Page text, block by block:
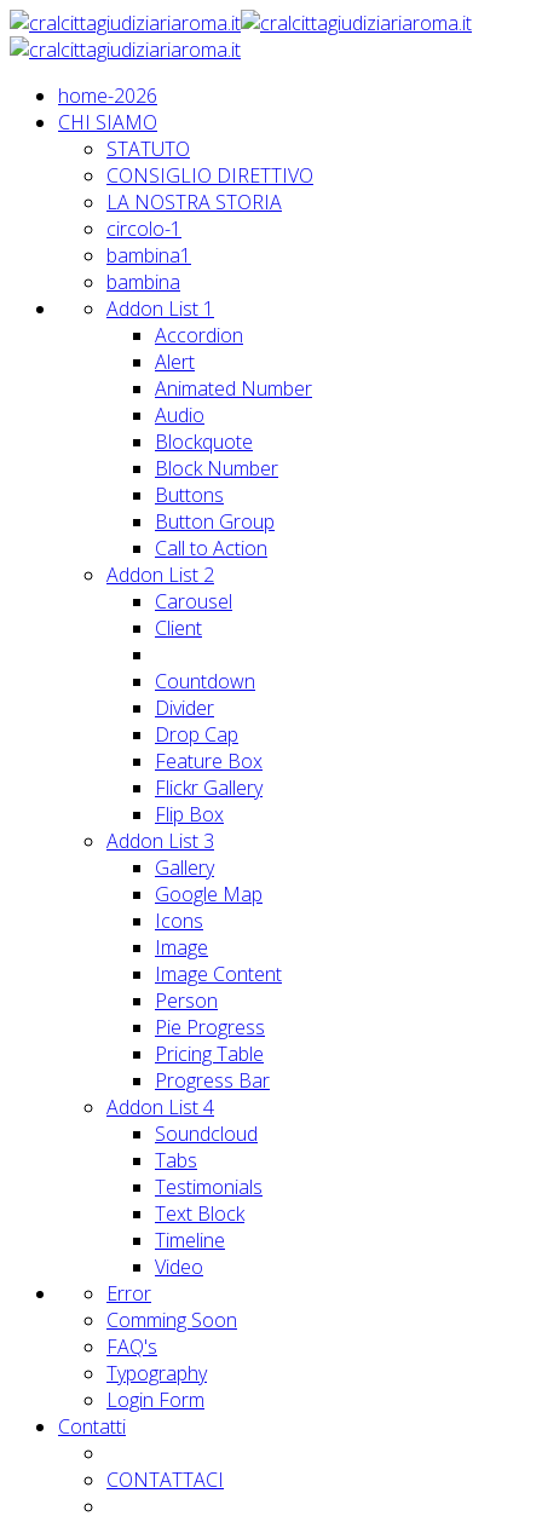
home-2026
CHI SIAMO
STATUTO
CONSIGLIO DIRETTIVO
LA NOSTRA STORIA
circolo-1
bambina1
bambina
Addon List 1
Accordion
Alert
Animated Number
Audio
Blockquote
Block Number
Buttons
Button Group
Call to Action
Addon List 2
Carousel
Client
Countdown
Divider
Drop Cap
Feature Box
Flickr Gallery
Flip Box
Addon List 3
Gallery
Google Map
Icons
Image
Image Content
Person
Pie Progress
Pricing Table
Progress Bar
Addon List 4
Soundcloud
Tabs
Testimonials
Text Block
Timeline
Video
Error
Comming Soon
FAQ's
Typography
Login Form
Contatti
CONTATTACI